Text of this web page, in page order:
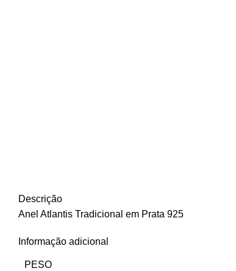
Descrição
Anel Atlantis Tradicional em Prata 925
Informação adicional
PESO